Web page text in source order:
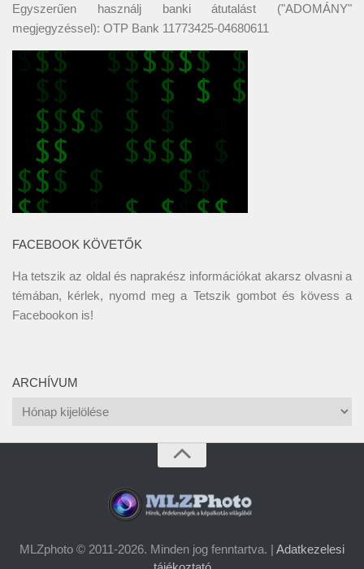
Egyszerűen használj banki átutalást ("ADOMÁNY"
megjegyzéssel): OTP Bank 11773425-04680611
FACEBOOK KÖVETŐK
Ha tetszik az oldal és naprakész információkat akarsz olvasni a
témában, kérlek, nyomd meg a Tetszik gombot és kövess a
Facebookon is!
ARCHÍVUM
Archívum
MLZphoto © 2011-2026. Minden jog fenntartva. | Adatkezelesi